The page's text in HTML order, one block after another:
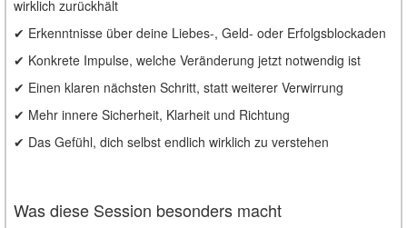
wirklich zurückhält
✔ Erkenntnisse über deine Liebes-, Geld- oder Erfolgsblockaden
✔ Konkrete Impulse, welche Veränderung jetzt notwendig ist
✔ Einen klaren nächsten Schritt, statt weiterer Verwirrung
✔ Mehr innere Sicherheit, Klarheit und Richtung
✔ Das Gefühl, dich selbst endlich wirklich zu verstehen
Was diese Session besonders macht